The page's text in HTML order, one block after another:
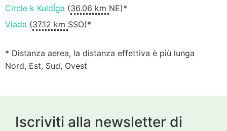
Circle k KuldĪga (36.06 km NE)*
Viada (37.12 km SSO)*
* Distanza aerea, la distanza effettiva è più lunga
Nord, Est, Sud, Ovest
Iscriviti alla newsletter di